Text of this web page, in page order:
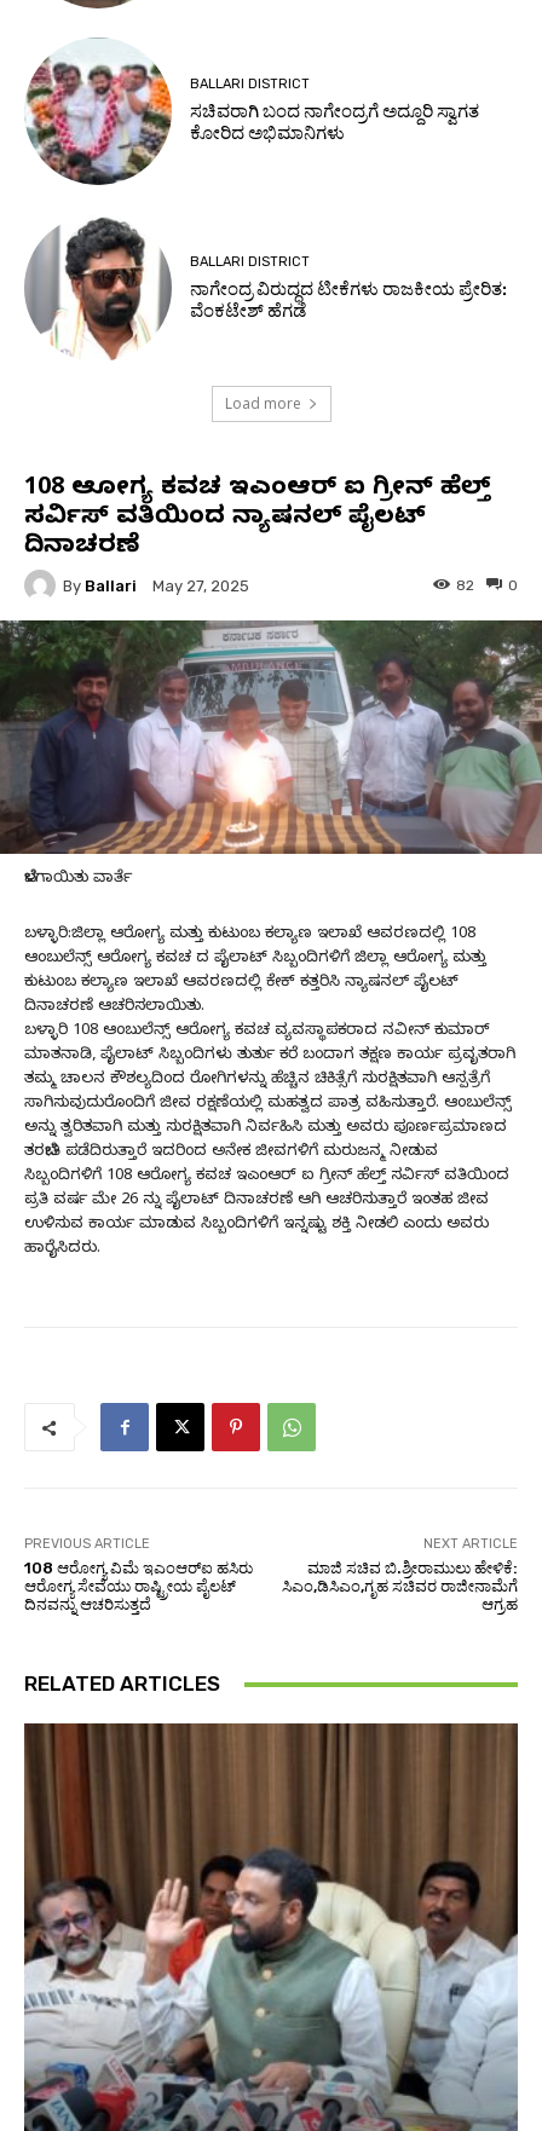
BALLARI DISTRICT
ಸಚಿವರಾಗಿ ಬಂದ ನಾಗೇಂದ್ರಗೆ ಅದ್ದೂರಿ ಸ್ವಾಗತ
ಕೋರಿದ ಅಭಿಮಾನಿಗಳು
BALLARI DISTRICT
ನಾಗೇಂದ್ರ ವಿರುದ್ಧದ ಟೀಕೆಗಳು ರಾಜಕೀಯ ಪ್ರೇರಿತ:
ವೆಂಕಟೇಶ್ ಹೆಗಡೆ
Load more